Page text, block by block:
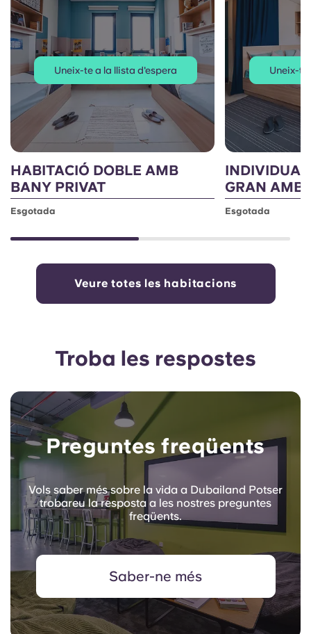
Uneix-te a la llista d'espera
HABITACIÓ DOBLE AMB
BANY PRIVAT
Esgotada
Uneix-te
GRAN AMB
Esgotada
Veure totes les habitacions
Troba les respostes
Preguntes freqüents
Vols saber més sobre la vida a Dubailand Potser
trobareu la resposta a les nostres preguntes
freqüents.
Saber-ne més